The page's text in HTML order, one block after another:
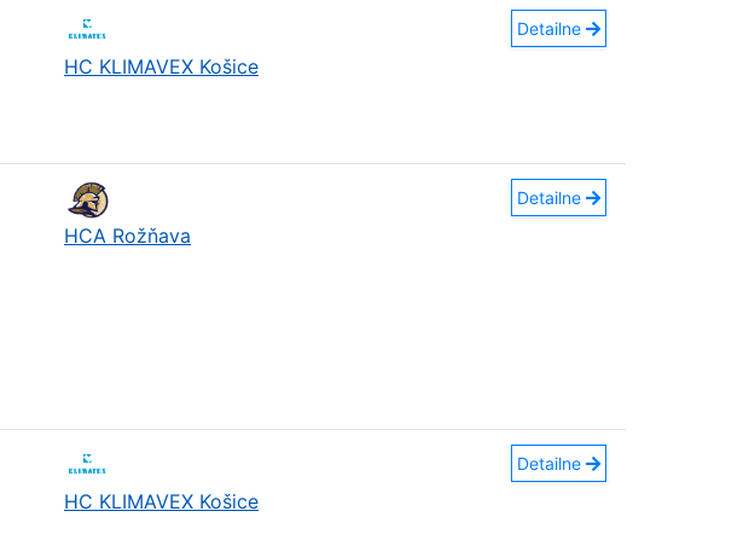
HC KLIMAVEX Košice
Detailne
HCA Rožňava
Detailne
HC KLIMAVEX Košice
Detailne